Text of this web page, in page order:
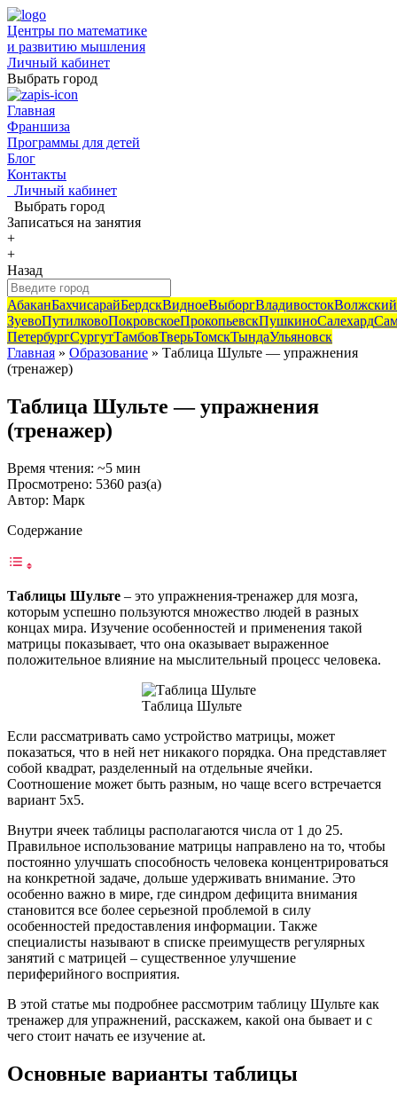
Центры по математике
и развитию мышления
Личный кабинет
Выбрать город
Главная
Франшиза
Программы для детей
Блог
Контакты
Личный кабинет
Выбрать город
Записаться на занятия
+
+
Назад
АбаканБахчисарайБердскВидноеВыборгВладивостокВолжский
ЗуевоПутилковоПокровскоеПрокопьевскПушкиноСалехард
ПетербургСургутТамбовТверьТомскТындаУльяновск
Главная » Образование » Таблица Шульте — упражнения
(тренажер)
Таблица Шульте — упражнения
(тренажер)
Время чтения: ~5 мин
Просмотрено: 5360 раз(а)
Автор: Марк
Содержание
Таблицы Шульте – это упражнения-тренажер для мозга,
которым успешно пользуются множество людей в разных
концах мира. Изучение особенностей и применения такой
матрицы показывает, что она оказывает выраженное
положительное влияние на мыслительный процесс человека.
Таблица Шульте
Если рассматривать само устройство матрицы, может
показаться, что в ней нет никакого порядка. Она представляет
собой квадрат, разделенный на отдельные ячейки.
Соотношение может быть разным, но чаще всего встречается
вариант 5х5.
Внутри ячеек таблицы располагаются числа от 1 до 25.
Правильное использование матрицы направлено на то, чтобы
постоянно улучшать способность человека концентрироваться
на конкретной задаче, дольше удерживать внимание. Это
особенно важно в мире, где синдром дефицита внимания
становится все более серьезной проблемой в силу
особенностей предоставления информации. Также
специалисты называют в списке преимуществ регулярных
занятий с матрицей – существенное улучшение
периферийного восприятия.
В этой статье мы подробнее рассмотрим таблицу Шульте как
тренажер для упражнений, расскажем, какой она бывает и с
чего стоит начать ее изучение at.
Основные варианты таблицы